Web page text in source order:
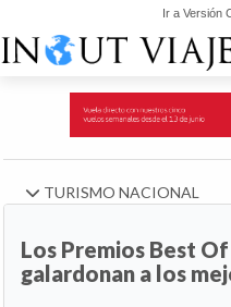
Ir a Versión
TURISMO NACIONAL
Los Premios Best
galardonan a los